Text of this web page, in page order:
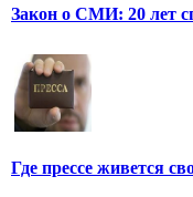
Закон о СМИ: 20 лет
Где прессе живется